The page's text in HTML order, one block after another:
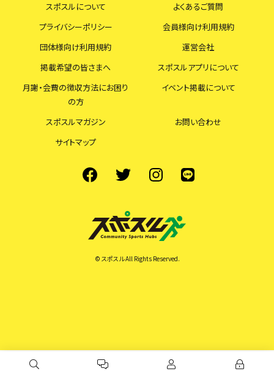
© スポスル All Rights Reserved.
スポスルについて
よくあるご質問
プライバシーポリシー
会員様向け利用規約
団体様向け利用規約
運営会社
掲載希望の皆さまへ
スポスルアプリについて
月謝・会費の徴収方法にお困り
の方
イベント掲載について
スポスルマガジン
お問い合わせ
サイトマップ